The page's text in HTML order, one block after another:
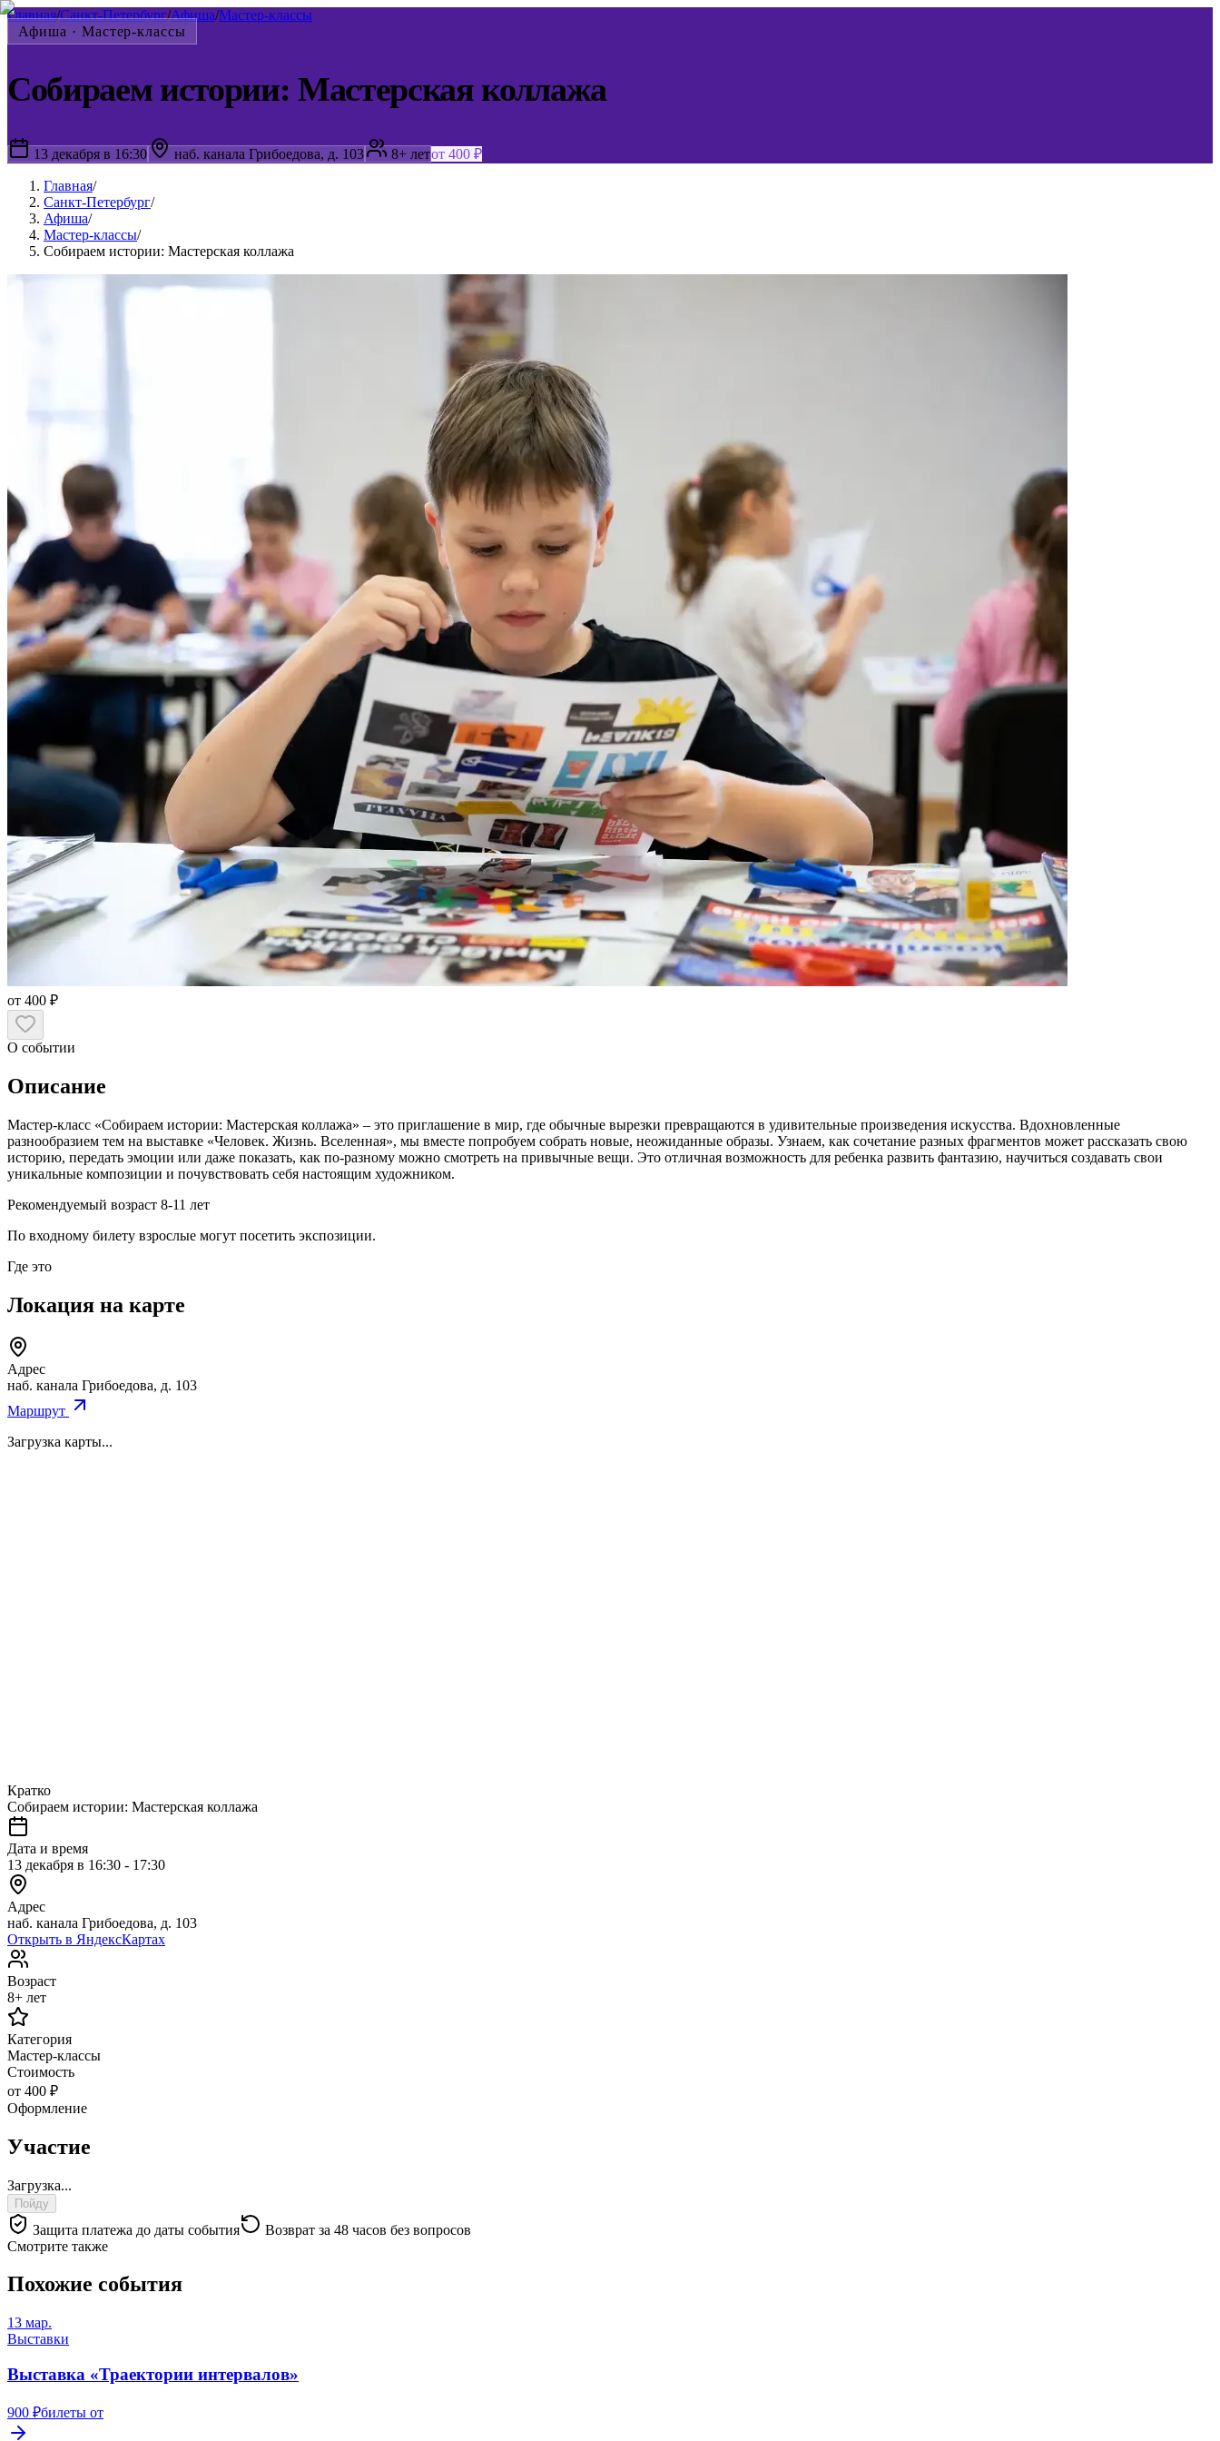
Главная/Санкт-Петербург/Афиша/Мастер-классы
Афиша · Мастер-классы
Собираем истории: Мастерская коллажа
13 декабря в 16:30 наб. канала Грибоедова, д. 103 8+ летот 400 ₽
Главная/
Санкт-Петербург/
Афиша/
Мастер-классы/
Собираем истории: Мастерская коллажа
от 400 ₽
О событии
Описание
Мастер-класс «Собираем истории: Мастерская коллажа» – это приглашение в мир, где обычные вырезки превращаются в удивительные произведения искусства. Вдохновленные
разнообразием тем на выставке «Человек. Жизнь. Вселенная», мы вместе попробуем собрать новые, неожиданные образы. Узнаем, как сочетание разных фрагментов может рассказать свою
историю, передать эмоции или даже показать, как по-разному можно смотреть на привычные вещи. Это отличная возможность для ребенка развить фантазию, научиться создавать свои
уникальные композиции и почувствовать себя настоящим художником.
Рекомендуемый возраст 8-11 лет
По входному билету взрослые могут посетить экспозиции.
Где это
Локация на карте
Адрес
наб. канала Грибоедова, д. 103
Маршрут
Загрузка карты...
Кратко
Собираем истории: Мастерская коллажа
Дата и время
13 декабря в 16:30 - 17:30
Адрес
наб. канала Грибоедова, д. 103
Открыть в ЯндексКартах
Возраст
8+ лет
Категория
Мастер-классы
Стоимость
от 400 ₽
Оформление
Участие
Загрузка...
Пойду
Защита платежа до даты события
Возврат за 48 часов без вопросов
Смотрите также
Похожие события
13 мар.
Выставки
Выставка «Траектории интервалов»
900 ₽билеты от